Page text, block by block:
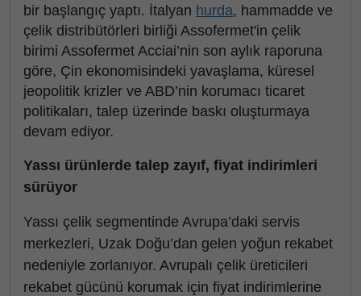
bir başlangıç yaptı. İtalyan hurda, hammadde ve
çelik distribütörleri birliği Assofermet'in çelik
birimi Assofermet Acciai’nin son aylık raporuna
göre, Çin ekonomisindeki yavaşlama, küresel
jeopolitik krizler ve ABD’nin korumacı ticaret
politikaları, talep üzerinde baskı oluşturmaya
devam ediyor.
Yassı ürünlerde talep zayıf, fiyat indirimleri
sürüyor
Yassı çelik segmentinde Avrupa’daki servis
merkezleri, Uzak Doğu’dan gelen yoğun rekabet
nedeniyle zorlanıyor. Avrupalı çelik üreticileri
rekabet gücünü korumak için fiyat indirimlerine